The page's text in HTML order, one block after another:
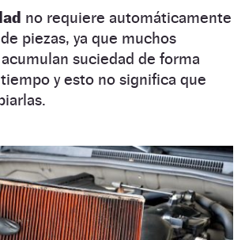
no requiere automáticamente
piezas, ya que muchos
suciedad de forma
y esto no significa que